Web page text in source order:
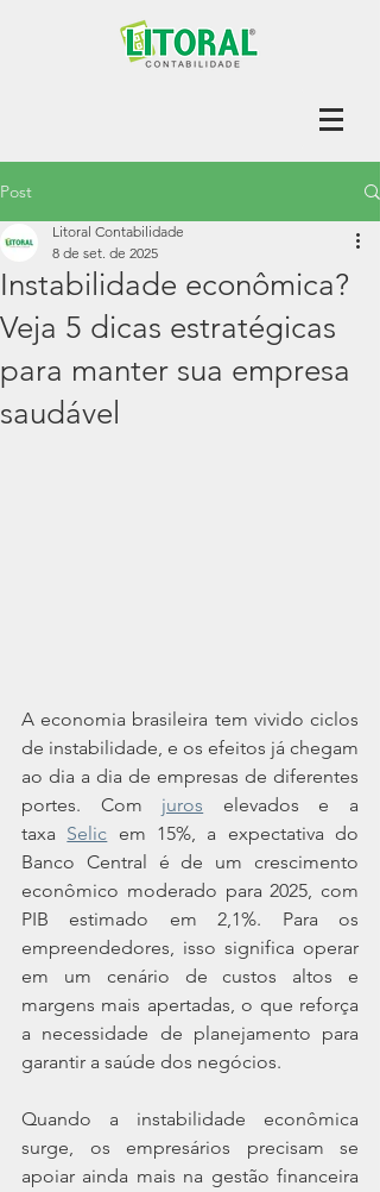
Post
Instabilidade econômica?
Veja 5 dicas estratégicas
para manter sua empresa
saudável
Litoral Contabilidade
8 de set. de 2025
A economia brasileira tem vivido ciclos
de instabilidade, e os efeitos já chegam
ao dia a dia de empresas de diferentes
portes. Com juros elevados e a
taxa Selic em 15%, a expectativa do
Banco Central é de um crescimento
econômico moderado para 2025, com
PIB estimado em 2,1%. Para os
empreendedores, isso significa operar
em um cenário de custos altos e
margens mais apertadas, o que reforça
a necessidade de planejamento para
garantir a saúde dos negócios.
Quando a instabilidade econômica
surge, os empresários precisam se
apoiar ainda mais na gestão financeira